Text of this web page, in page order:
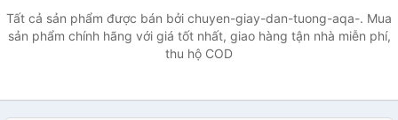
Tất cả sản phẩm được bán bởi chuyen-giay-dan-tuong-aqa-. Mua
sản phẩm chính hãng với giá tốt nhất, giao hàng tận nhà miễn phí,
thu hộ COD